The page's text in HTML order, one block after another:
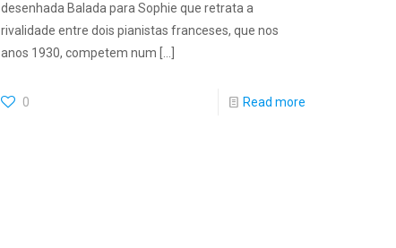
desenhada Balada para Sophie que retrata a
rivalidade entre dois pianistas franceses, que nos
anos 1930, competem num
0 Read more